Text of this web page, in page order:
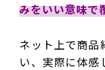
みをいい意味で
ネット上で商品
い、実際に体感